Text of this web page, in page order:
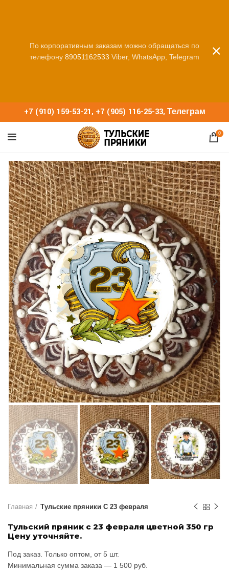
+7 (910) 159-53-21, +7 (905) 116-25-33, Телеграм
0
Главная Тульские пряники С 23 февраля
Тульский пряник с 23 февраля цветной 350 гр
Цену уточняйте.
Под заказ. Только оптом, от 5 шт.
Минимальная сумма заказа — 1 500 руб.
По корпоративным заказам можно обращаться по
телефону 89051162533 Viber, WhatsApp, Telegram